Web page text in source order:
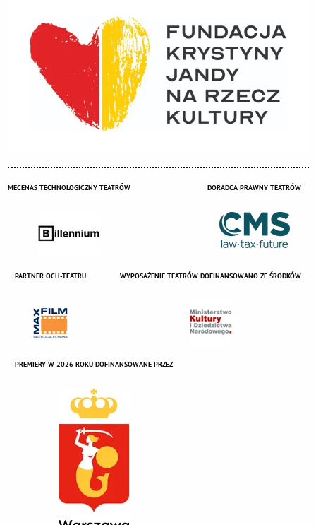
MECENAS TECHNOLOGICZNY TEATRÓW DORADCA PRAWNY TEATRÓW
PARTNER OCH-TEATRU WYPOSAŻENIE TEATRÓW DOFINANSOWANO ZE ŚRODKÓW
PREMIERY W 2026 ROKU DOFINANSOWANE PRZEZ